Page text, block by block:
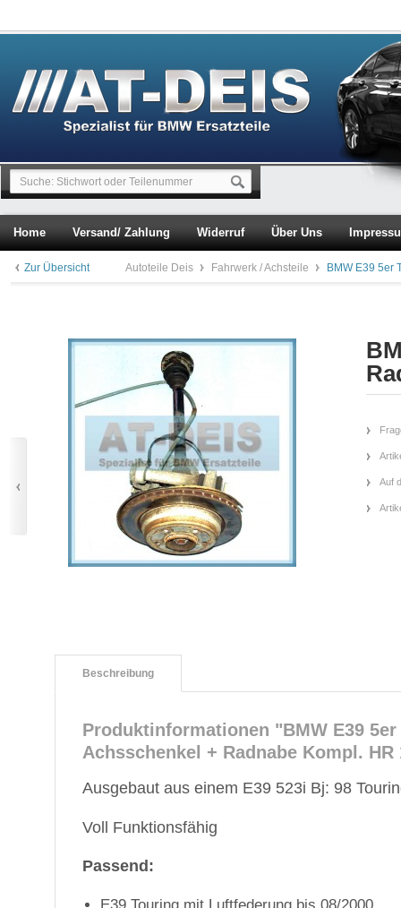
Home Versand/ Zahlung Widerruf Über Uns
Zur Übersicht Autoteile Deis Fahrwerk / Achsteile BMW E39 5er
Auf
Beschreibung
Produktinformationen "BMW E39
Achsschenkel + Radnabe Kompl. HR
Ausgebaut aus einem E39 523i Bj: 98
Voll Funktionsfähig
Passend:
E39 Touring mit Luftfederung bis 08/2000